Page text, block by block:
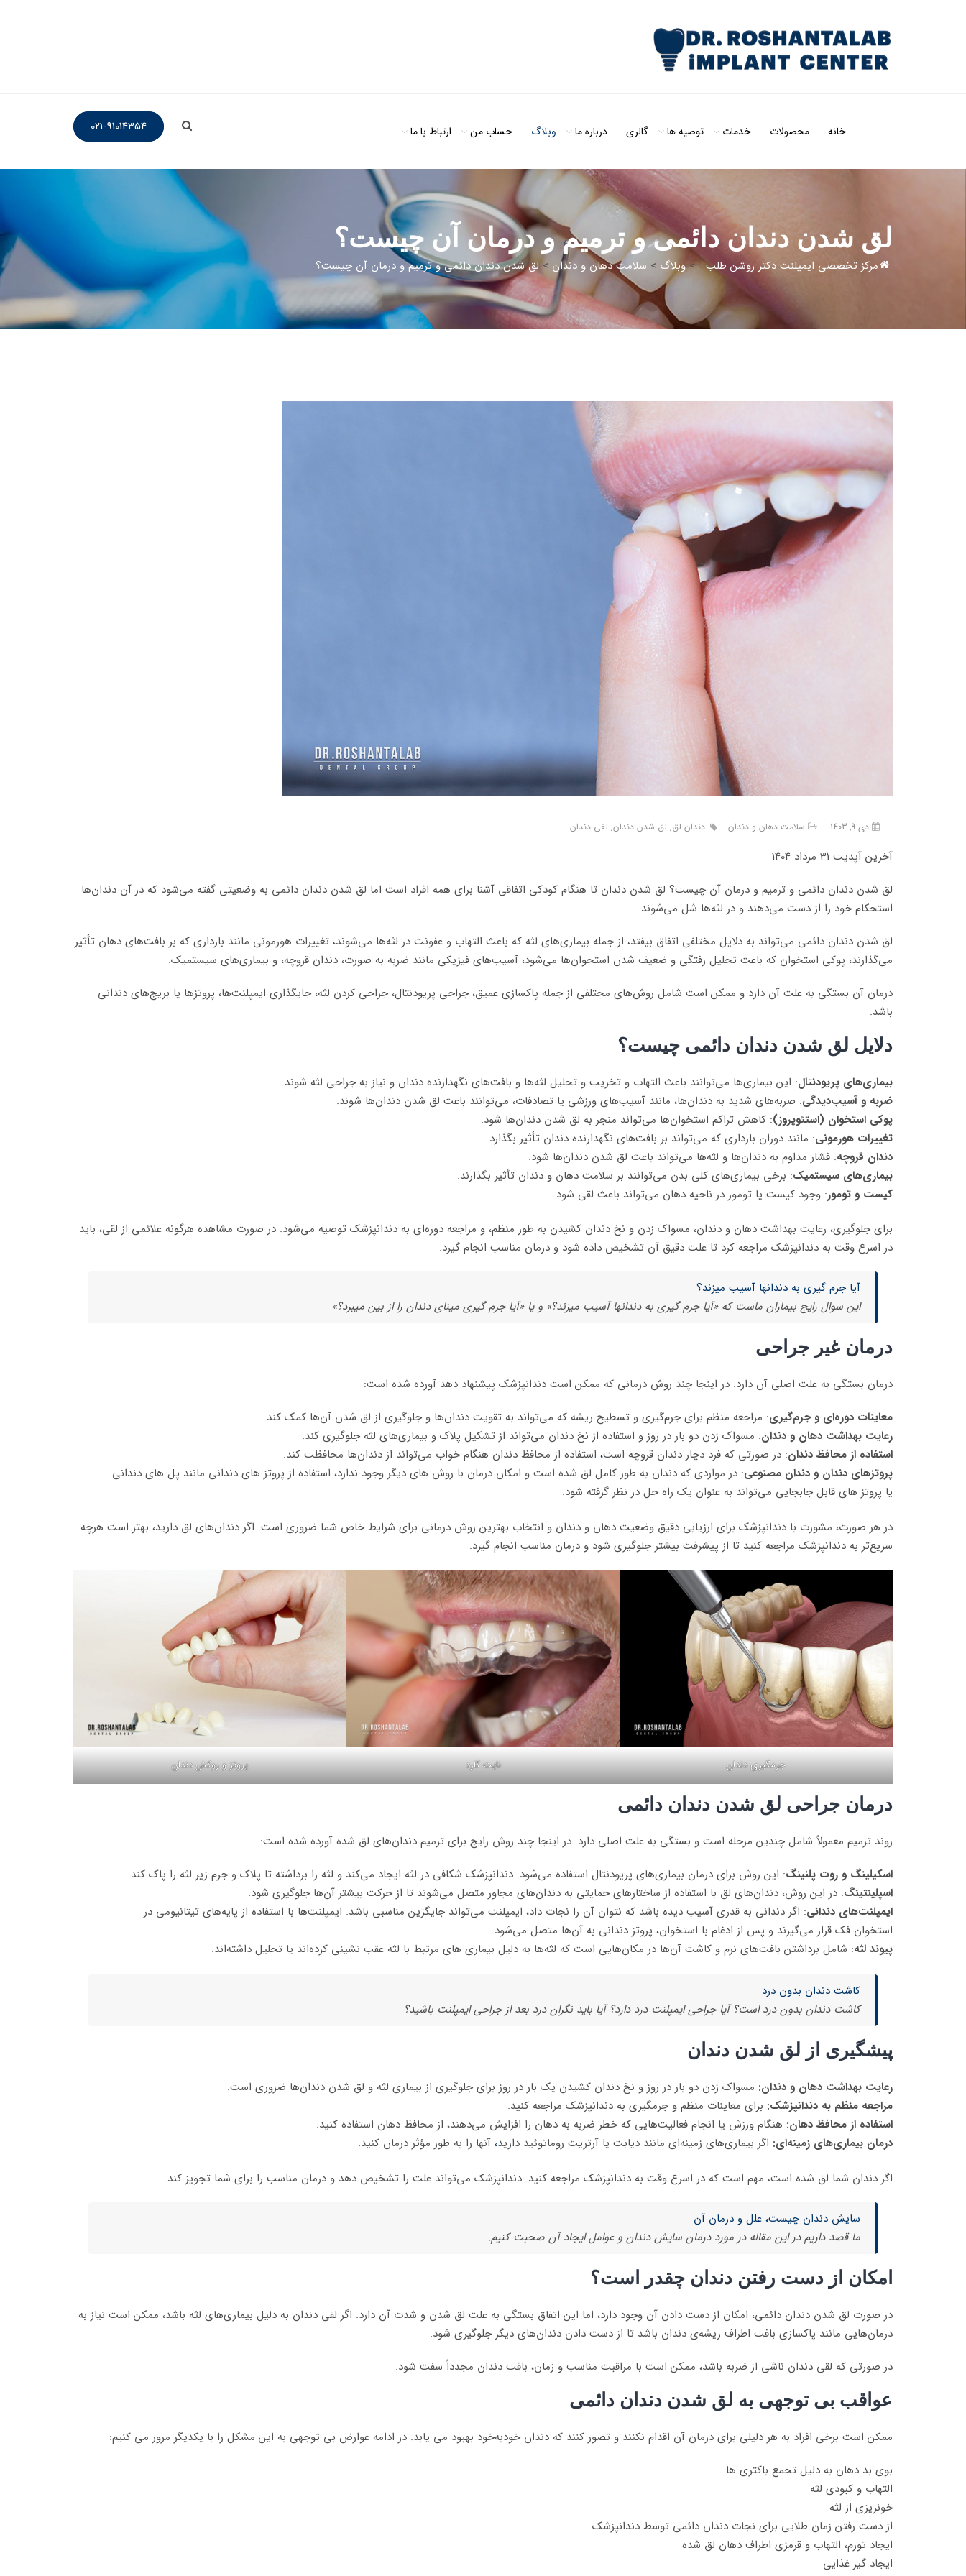
خانه محصولات خدمات توصیه ها گالری درباره ما وبلاگ حساب من ارتباط با ما 021-91014354
لق شدن دندان دائمی و ترمیم و درمان آن چیست؟
مرکز تخصصی ایمپلنت دکتر روشن طلب >وبلاگ > سلامت دهان و دندان >لق شدن دندان دائمی و ترمیم و درمان آن چیست؟
دی 9, 1403 سلامت دهان و دندان دندان لق, لق شدن دندان, لقی دندان
آخرین آپدیت 31 مرداد 1404
لق شدن دندان دائمی و ترمیم و درمان آن چیست؟ لق شدن دندان تا هنگام کودکی اتفاقی آشنا برای همه افراد است اما لق شدن دندان دائمی به وضعیتی گفته می‌شود که در آن دندان‌ها
استحکام خود را از دست می‌دهند و در لثه‌ها شل می‌شوند.
لق شدن دندان دائمی می‌تواند به دلایل مختلفی اتفاق بیفتد، از جمله بیماری‌های لثه که باعث التهاب و عفونت در لثه‌ها می‌شوند، تغییرات هورمونی مانند بارداری که بر بافت‌های دهان تأثیر
می‌گذارند، پوکی استخوان که باعث تحلیل رفتگی و ضعیف شدن استخوان‌ها می‌شود، آسیب‌های فیزیکی مانند ضربه به صورت، دندان قروچه، و بیماری‌های سیستمیک.
درمان آن بستگی به علت آن دارد و ممکن است شامل روش‌های مختلفی از جمله پاکسازی عمیق، جراحی پریودنتال، جراحی کردن لثه، جایگذاری ایمپلنت‌ها، پروتزها یا بریج‌های دندانی
باشد.
دلایل لق شدن دندان دائمی چیست؟
بیماری‌های پریودنتال: این بیماری‌ها می‌توانند باعث التهاب و تخریب و تحلیل لثه‌ها و بافت‌های نگهدارنده دندان و نیاز به جراحی لثه شوند.
ضربه و آسیب‌دیدگی: ضربه‌های شدید به دندان‌ها، مانند آسیب‌های ورزشی یا تصادفات، می‌توانند باعث لق شدن دندان‌ها شوند.
پوکی استخوان (استئوپروز): کاهش تراکم استخوان‌ها می‌تواند منجر به لق شدن دندان‌ها شود.
تغییرات هورمونی: مانند دوران بارداری که می‌تواند بر بافت‌های نگهدارنده دندان تأثیر بگذارد.
دندان قروچه: فشار مداوم به دندان‌ها و لثه‌ها می‌تواند باعث لق شدن دندان‌ها شود.
بیماری‌های سیستمیک: برخی بیماری‌های کلی بدن می‌توانند بر سلامت دهان و دندان تأثیر بگذارند.
کیست و تومور: وجود کیست یا تومور در ناحیه دهان می‌تواند باعث لقی شود.
برای جلوگیری، رعایت بهداشت دهان و دندان، مسواک زدن و نخ دندان کشیدن به طور منظم، و مراجعه دوره‌ای به دندانپزشک توصیه می‌شود. در صورت مشاهده هرگونه علائمی از لقی، باید
در اسرع وقت به دندانپزشک مراجعه کرد تا علت دقیق آن تشخیص داده شود و درمان مناسب انجام گیرد.
آیا جرم گیری به دندانها آسیب میزند؟
این سوال رایج بیماران ماست که «آیا جرم گیری به دندانها آسیب میزند؟» و یا «آیا جرم گیری مینای دندان را از بین میبرد؟»
درمان غیر جراحی
درمان بستگی به علت اصلی آن دارد. در اینجا چند روش درمانی که ممکن است دندانپزشک پیشنهاد دهد آورده شده است:
معاینات دوره‌ای و جرم‌گیری: مراجعه منظم برای جرم‌گیری و تسطیح ریشه که می‌تواند به تقویت دندان‌ها و جلوگیری از لق شدن آن‌ها کمک کند.
رعایت بهداشت دهان و دندان: مسواک زدن دو بار در روز و استفاده از نخ دندان می‌تواند از تشکیل پلاک و بیماری‌های لثه جلوگیری کند.
استفاده از محافظ دندان: در صورتی که فرد دچار دندان قروچه است، استفاده از محافظ دندان هنگام خواب می‌تواند از دندان‌ها محافظت کند.
پروتزهای دندان و دندان مصنوعی: در مواردی که دندان به طور کامل لق شده است و امکان درمان با روش‌ های دیگر وجود ندارد، استفاده از پروتز های دندانی مانند پل‌ های دندانی
یا پروتز های قابل جابجایی می‌تواند به عنوان یک راه حل در نظر گرفته شود.
در هر صورت، مشورت با دندانپزشک برای ارزیابی دقیق وضعیت دهان و دندان و انتخاب بهترین روش درمانی برای شرایط خاص شما ضروری است. اگر دندان‌های لق دارید، بهتر است هرچه
سریع‌تر به دندانپزشک مراجعه کنید تا از پیشرفت بیشتر جلوگیری شود و درمان مناسب انجام گیرد.
جرمگیری دندان نایت گارد پروتز و روکش دندان
درمان جراحی لق شدن دندان دائمی
روند ترمیم معمولاً شامل چندین مرحله است و بستگی به علت اصلی دارد. در اینجا چند روش رایج برای ترمیم دندان‌های لق شده آورده شده است:
اسکیلینگ و روت پلنینگ: این روش برای درمان بیماری‌های پریودنتال استفاده می‌شود. دندانپزشک شکافی در لثه ایجاد می‌کند و لثه را برداشته تا پلاک و جرم زیر لثه را پاک کند.
اسپلینتینگ: در این روش، دندان‌های لق با استفاده از ساختارهای حمایتی به دندان‌های مجاور متصل می‌شوند تا از حرکت بیشتر آن‌ها جلوگیری شود.
ایمپلنت‌های دندانی: اگر دندانی به قدری آسیب دیده باشد که نتوان آن را نجات داد، ایمپلنت می‌تواند جایگزین مناسبی باشد. ایمپلنت‌ها با استفاده از پایه‌های تیتانیومی در
استخوان فک قرار می‌گیرند و پس از ادغام با استخوان، پروتز دندانی به آن‌ها متصل می‌شود.
پیوند لثه: شامل برداشتن بافت‌های نرم و کاشت آن‌ها در مکان‌هایی است که لثه‌ها به دلیل بیماری های مرتبط با لثه عقب نشینی کرده‌اند یا تحلیل داشته‌اند.
کاشت دندان بدون درد
کاشت دندان بدون درد است؟ آیا جراحی ایمپلنت درد دارد؟ آیا باید نگران درد بعد از جراحی ایمپلنت باشید؟
پیشگیری از لق شدن دندان
رعایت بهداشت دهان و دندان: مسواک زدن دو بار در روز و نخ دندان کشیدن یک بار در روز برای جلوگیری از بیماری لثه و لق شدن دندان‌ها ضروری است.
مراجعه منظم به دندانپزشک: برای معاینات منظم و جرمگیری به دندانپزشک مراجعه کنید.
استفاده از محافظ دهان: هنگام ورزش یا انجام فعالیت‌هایی که خطر ضربه به دهان را افزایش می‌دهند، از محافظ دهان استفاده کنید.
درمان بیماری‌های زمینه‌ای: اگر بیماری‌های زمینه‌ای مانند دیابت یا آرتریت روماتوئید دارید، آنها را به طور مؤثر درمان کنید.
اگر دندان شما لق شده است، مهم است که در اسرع وقت به دندانپزشک مراجعه کنید. دندانپزشک می‌تواند علت را تشخیص دهد و درمان مناسب را برای شما تجویز کند.
سایش دندان چیست، علل و درمان آن
ما قصد داریم در این مقاله در مورد درمان سایش دندان و عوامل ایجاد آن صحبت کنیم.
امکان از دست رفتن دندان چقدر است؟
در صورت لق شدن دندان دائمی، امکان از دست دادن آن وجود دارد، اما این اتفاق بستگی به علت لق شدن و شدت آن دارد. اگر لقی دندان به دلیل بیماری‌های لثه باشد، ممکن است نیاز به
درمان‌هایی مانند پاکسازی بافت اطراف ریشه‌ی دندان باشد تا از دست دادن دندان‌های دیگر جلوگیری شود.
در صورتی که لقی دندان ناشی از ضربه باشد، ممکن است با مراقبت مناسب و زمان، بافت دندان مجدداً سفت شود.
عواقب بی توجهی به لق شدن دندان دائمی
ممکن است برخی افراد به هر دلیلی برای درمان آن اقدام نکنند و تصور کنند که دندان خودبه‌خود بهبود می یابد. در ادامه عوارض بی توجهی به این مشکل را با یکدیگر مرور می کنیم:
بوی بد دهان به دلیل تجمع باکتری ها
التهاب و کبودی لثه
خونریزی از لثه
از دست رفتن زمان طلایی برای نجات دندان دائمی توسط دندانپزشک
ایجاد تورم، التهاب و قرمزی اطراف دهان لق شده
ایجاد گیر غذایی